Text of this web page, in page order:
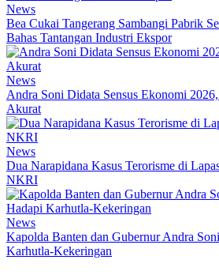
News
Bea Cukai Tangerang Sambangi Pabrik
Bahas Tantangan Industri Ekspor
News
Andra Soni Didata Sensus Ekonomi
Akurat
News
Dua Narapidana Kasus Terorisme di
NKRI
News
Kapolda Banten dan Gubernur Andra
Karhutla-Kekeringan